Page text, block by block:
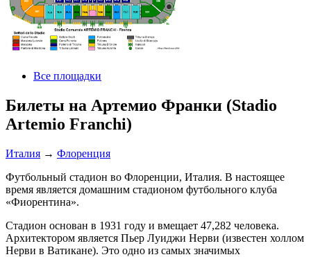
Все площадки
Билеты на Артемио Франки (Stadio
Artemio Franchi)
Италия → Флоренция
Футбольный стадион во Флоренции, Италия. В настоящее
время является домашним стадионом футбольного клуба
«Фиорентина».
Стадион основан в 1931 году и вмещает 47,282 человека.
Архитектором является Пьер Луиджи Нерви (известен холлом
Нерви в Ватикане). Это одно из самых значимых